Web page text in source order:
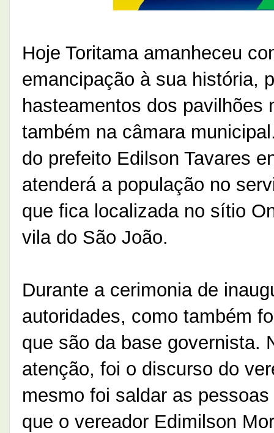
Hoje Toritama amanheceu
emancipação à sua história,
hasteamentos dos pavilhões
também na câmara
do prefeito Edilson Tavares
atenderá a população no
que fica localizada no sítio
vila do São João.
Durante a cerimonia de
autoridades, como também
que são da base governista.
atenção, foi o discurso do
mesmo foi saldar as
que o vereador Edimilson